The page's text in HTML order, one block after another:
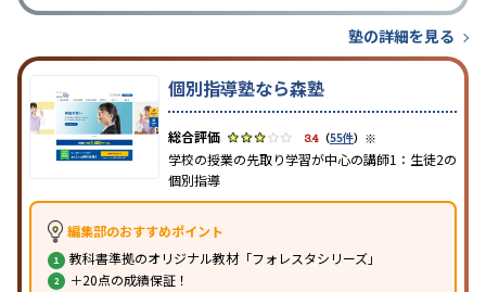
塾の詳細を見る
個別指導塾なら森塾
3.4 （55件） ※
学校の授業の先取り学習が中心の講師1：生徒2の
個別指導
編集部のおすすめポイント
教科書準拠のオリジナル教材「フォレスタシリーズ」
＋20点の成績保証！